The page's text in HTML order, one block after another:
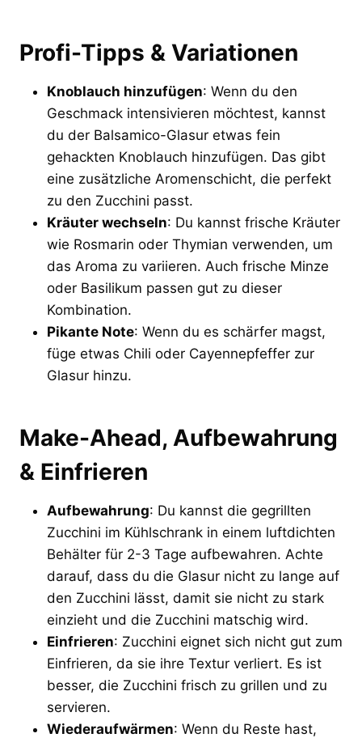
Profi-Tipps & Variationen
Knoblauch hinzufügen: Wenn du den
Geschmack intensivieren möchtest, kannst
du der Balsamico-Glasur etwas fein
gehackten Knoblauch hinzufügen. Das gibt
eine zusätzliche Aromenschicht, die perfekt
zu den Zucchini passt.
Kräuter wechseln: Du kannst frische Kräuter
wie Rosmarin oder Thymian verwenden, um
das Aroma zu variieren. Auch frische Minze
oder Basilikum passen gut zu dieser
Kombination.
Pikante Note: Wenn du es schärfer magst,
füge etwas Chili oder Cayennepfeffer zur
Glasur hinzu.
Make-Ahead, Aufbewahrung
& Einfrieren
Aufbewahrung: Du kannst die gegrillten
Zucchini im Kühlschrank in einem luftdichten
Behälter für 2-3 Tage aufbewahren. Achte
darauf, dass du die Glasur nicht zu lange auf
den Zucchini lässt, damit sie nicht zu stark
einzieht und die Zucchini matschig wird.
Einfrieren: Zucchini eignet sich nicht gut zum
Einfrieren, da sie ihre Textur verliert. Es ist
besser, die Zucchini frisch zu grillen und zu
servieren.
Wiederaufwärmen: Wenn du Reste hast,